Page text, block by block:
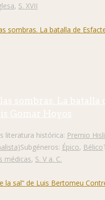
, S. XVII
sombras. La batalla
Gomar Hoyos
literatura histórica: Premio
Subgéneros: Épico, Bélico
médicas, S. V a. C.